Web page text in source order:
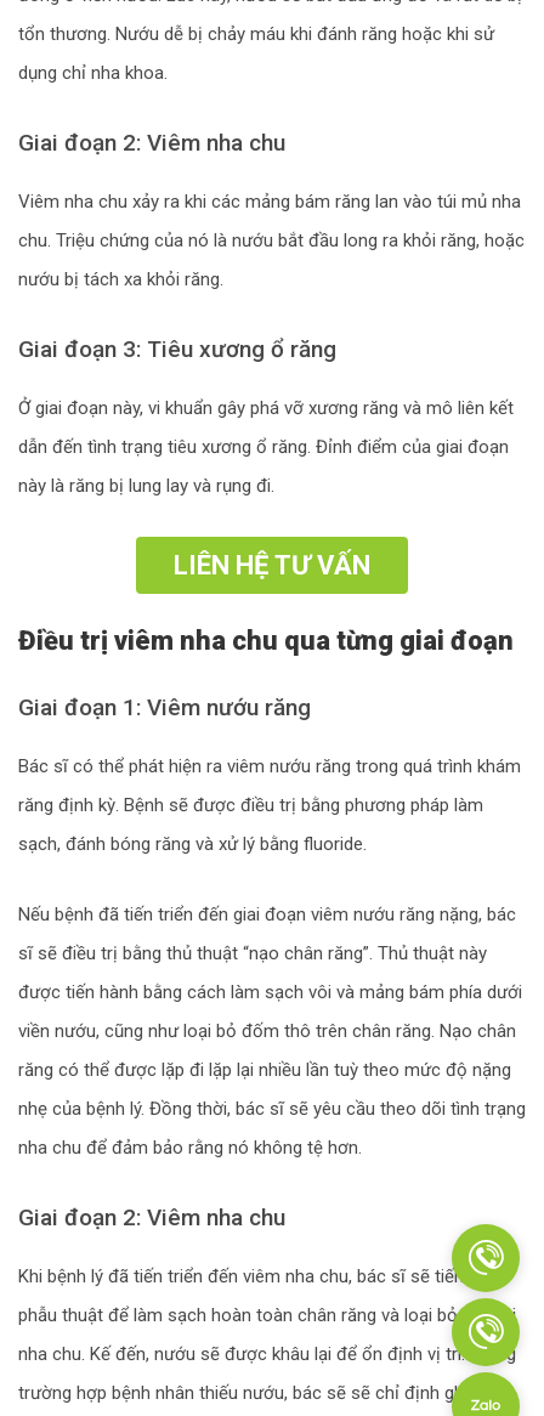
tổn thương. Nướu dễ bị chảy máu khi đánh răng hoặc khi sử
dụng chỉ nha khoa.
Giai đoạn 2: Viêm nha chu
Viêm nha chu xảy ra khi các mảng bám răng lan vào túi mủ nha
chu. Triệu chứng của nó là nướu bắt đầu long ra khỏi răng, hoặc
nướu bị tách xa khỏi răng.
Giai đoạn 3: Tiêu xương ổ răng
Ở giai đoạn này, vi khuẩn gây phá vỡ xương răng và mô liên kết
dẫn đến tình trạng tiêu xương ổ răng. Đỉnh điểm của giai đoạn
này là răng bị lung lay và rụng đi.
LIÊN HỆ TƯ VẤN
Điều trị viêm nha chu qua từng giai đoạn
Giai đoạn 1: Viêm nướu răng
Bác sĩ có thể phát hiện ra viêm nướu răng trong quá trình khám
răng định kỳ. Bệnh sẽ được điều trị bằng phương pháp làm
sạch, đánh bóng răng và xử lý bằng fluoride.
Nếu bệnh đã tiến triển đến giai đoạn viêm nướu răng nặng, bác
sĩ sẽ điều trị bằng thủ thuật “nạo chân răng”. Thủ thuật này
được tiến hành bằng cách làm sạch vôi và mảng bám phía dưới
viền nướu, cũng như loại bỏ đốm thô trên chân răng. Nạo chân
răng có thể được lặp đi lặp lại nhiều lần tuỳ theo mức độ nặng
nhẹ của bệnh lý. Đồng thời, bác sĩ sẽ yêu cầu theo dõi tình trạng
nha chu để đảm bảo rằng nó không tệ hơn.
Giai đoạn 2: Viêm nha chu
Khi bệnh lý đã tiến triển đến viêm nha chu, bác sĩ sẽ tiến hành
phẫu thuật để làm sạch hoàn toàn chân răng và loại bỏ các túi
nha chu. Kế đến, nướu sẽ được khâu lại để ổn định vị trí. Trong
trường hợp bệnh nhân thiếu nướu, bác sẽ sẽ chỉ định ghép